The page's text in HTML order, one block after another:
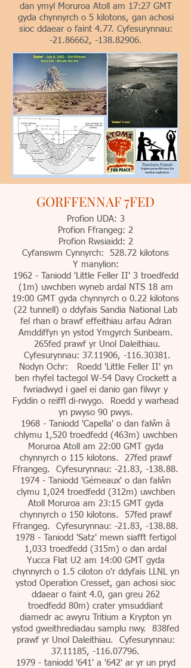
dan ymyl Moruroa Atoll am 17:27 GMT
gyda chynnyrch o 5 kilotons, gan achosi
sioc ddaear o faint 4.77. Cyfesurynnau:
-21.86662, -138.82906.
GORFFENNAF 7FED
Profion UDA: 3
Profion Ffrangeg: 2
Profion Rwsiaidd: 2
Cyfanswm Cynnyrch: 528.72 kilotons
Y manylion:
1962 - Taniodd 'Little Feller II' 3 troedfedd
(1m) uwchben wyneb ardal NTS 18 am
19:00 GMT gyda chynnyrch o 0.22 kilotons
(22 tunnell) o ddyfais Sandia National Lab
fel rhan o brawf effeithiau arfau Adran
Amddiffyn yn ystod Ymgyrch Sunbeam.
265fed prawf yr Unol Daleithiau.
Cyfesurynnau: 37.11906, -116.30381.
Nodyn Ochr: Roedd 'Little Feller II' yn
ben rhyfel tactegol W-54 Davy Crockett a
fwriadwyd i gael ei danio gan filwyr y
Fyddin o reiffl di-rwygo. Roedd y warhead
yn pwyso 90 pwys.
1968 - Taniodd 'Capella' o dan falŵn â
chlymu 1,520 troedfedd (463m) uwchben
Moruroa Atoll am 22:00 GMT gyda
chynnyrch o 115 kilotons. 27fed prawf
Ffrangeg. Cyfesurynnau: -21.83, -138.88.
1974 - Taniodd 'Gémeaux' o dan falŵn
clymu 1,024 troedfedd (312m) uwchben
Atoll Moruroa am 23:15 GMT gyda
chynnyrch o 150 kilotons. 57fed prawf
Ffrangeg. Cyfesurynnau: -21.83, -138.88.
1978 - Taniodd 'Satz' mewn siafft fertigol
1,033 troedfedd (315m) o dan ardal
Yucca Flat U2 am 14:00 GMT gyda
chynnyrch o 1.5 ciloton o'r ddyfais LLNL yn
ystod Operation Cresset, gan achosi sioc
ddaear o faint 4.0, gan greu 262
troedfedd 80m) crater ymsuddiant
diamedr ac awyru Tritium a Krypton yn
ystod gweithrediadau samplu nwy. 838fed
prawf yr Unol Daleithiau. Cyfesurynnau:
37.11185, -116.07796.
1979 - taniodd '641' a '642' ar yr un pryd